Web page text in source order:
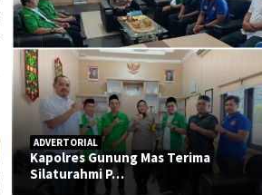
ADVERTORIAL
Kapolres Gunung Mas Terima
Silaturahmi P…